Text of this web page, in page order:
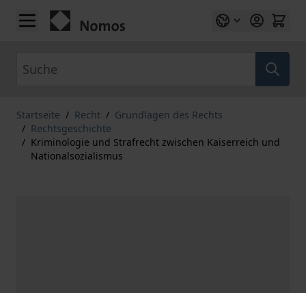
Zum Inhalt springen
Startseite / Recht / Grundlagen des Rechts
/ Rechtsgeschichte
/ Kriminologie und Strafrecht zwischen Kaiserreich und
Nationalsozialismus